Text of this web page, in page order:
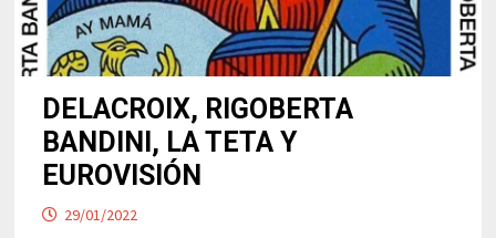
DELACROIX, RIGOBERTA
BANDINI, LA TETA Y
EUROVISIÓN
29/01/2022